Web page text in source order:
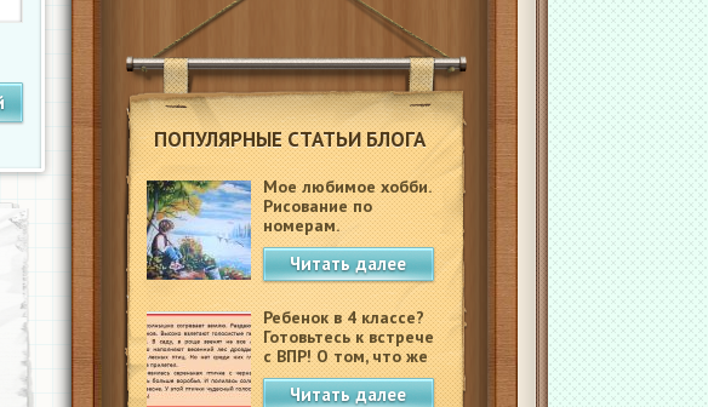
ПОПУЛЯРНЫЕ СТАТЬИ БЛОГА
Мое любимое хобби.
Рисование по
номерам.
Читать далее
Ребенок в 4 классе?
Готовьтесь к встрече
с ВПР! О том, что же
это такое.
Читать далее